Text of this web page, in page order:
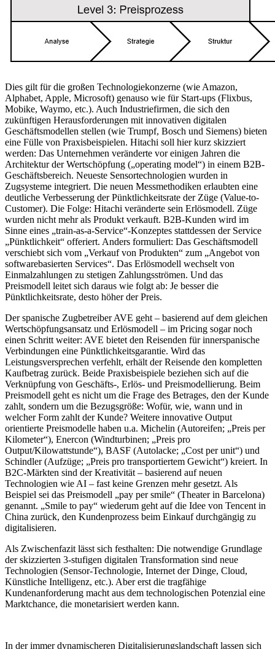
Dies gilt für die großen Technologiekonzerne (wie Amazon,
Alphabet, Apple, Microsoft) genauso wie für Start-ups (Flixbus,
Mobike, Waymo, etc.). Auch Industriefirmen, die sich den
zukünftigen Herausforderungen mit innovativen digitalen
Geschäftsmodellen stellen (wie Trumpf, Bosch und Siemens) bieten
eine Fülle von Praxisbeispielen. Hitachi soll hier kurz skizziert
werden: Das Unternehmen veränderte vor einigen Jahren die
Architektur der Wertschöpfung („operating model“) in einem B2B-
Geschäftsbereich. Neueste Sensortechnologien wurden in
Zugsysteme integriert. Die neuen Messmethodiken erlaubten eine
deutliche Verbesserung der Pünktlichkeitsrate der Züge (Value-to-
Customer). Die Folge: Hitachi veränderte sein Erlösmodell. Züge
wurden nicht mehr als Produkt verkauft. B2B-Kunden wird im
Sinne eines „train-as-a-Service“-Konzeptes stattdessen der Service
„Pünktlichkeit“ offeriert. Anders formuliert: Das Geschäftsmodell
verschiebt sich vom „Verkauf von Produkten“ zum „Angebot von
softwarebasierten Services“. Das Erlösmodell wechselt von
Einmalzahlungen zu stetigen Zahlungsströmen. Und das
Preismodell leitet sich daraus wie folgt ab: Je besser die
Pünktlichkeitsrate, desto höher der Preis.
Der spanische Zugbetreiber AVE geht – basierend auf dem gleichen
Wertschöpfungsansatz und Erlösmodell – im Pricing sogar noch
einen Schritt weiter: AVE bietet den Reisenden für innerspanische
Verbindungen eine Pünktlichkeitsgarantie. Wird das
Leistungsversprechen verfehlt, erhält der Reisende den kompletten
Kaufbetrag zurück. Beide Praxisbeispiele beziehen sich auf die
Verknüpfung von Geschäfts-, Erlös- und Preismodellierung. Beim
Preismodell geht es nicht um die Frage des Betrages, den der Kunde
zahlt, sondern um die Bezugsgröße: Wofür, wie, wann und in
welcher Form zahlt der Kunde? Weitere innovative Output
orientierte Preismodelle haben u.a. Michelin (Autoreifen; „Preis per
Kilometer“), Enercon (Windturbinen; „Preis pro
Output/Kilowattstunde“), BASF (Autolacke; „Cost per unit“) und
Schindler (Aufzüge; „Preis pro transportiertem Gewicht“) kreiert. In
B2C-Märkten sind der Kreativität – basierend auf neuen
Technologien wie AI – fast keine Grenzen mehr gesetzt. Als
Beispiel sei das Preismodell „pay per smile“ (Theater in Barcelona)
genannt. „Smile to pay“ wiederum geht auf die Idee von Tencent in
China zurück, den Kundenprozess beim Einkauf durchgängig zu
digitalisieren.
Als Zwischenfazit lässt sich festhalten: Die notwendige Grundlage
der skizzierten 3-stufigen digitalen Transformation sind neue
Technologien (Sensor-Technologie, Internet der Dinge, Cloud,
Künstliche Intelligenz, etc.). Aber erst die tragfähige
Kundenanforderung macht aus dem technologischen Potenzial eine
Marktchance, die monetarisiert werden kann.
In der immer dynamischeren Digitalisierungslandschaft lassen sich